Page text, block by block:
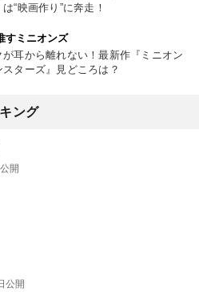
“映画作り”に奔走！
すミニオンズ
が耳から離れない！最新作『ミニオン
スターズ』見どころは？
ング
開
公開